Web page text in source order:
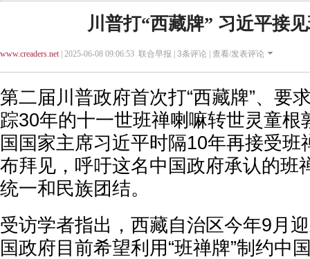
川普打“西藏牌” 习近平接
www.creaders.net| 2025-06-08 09:06:53 联合早报 | 3条评论 | 查看/发表评论
第二届川普政府首次打“西藏牌”、要
踪30年的十一世班禅喇嘛转世灵童根
国国家主席习近平时隔10年再接受班
布拜见，呼吁这名中国政府承认的班
统一和民族团结。
受访学者指出，西藏自治区今年9月
国政府目前希望利用“班禅牌”制约中